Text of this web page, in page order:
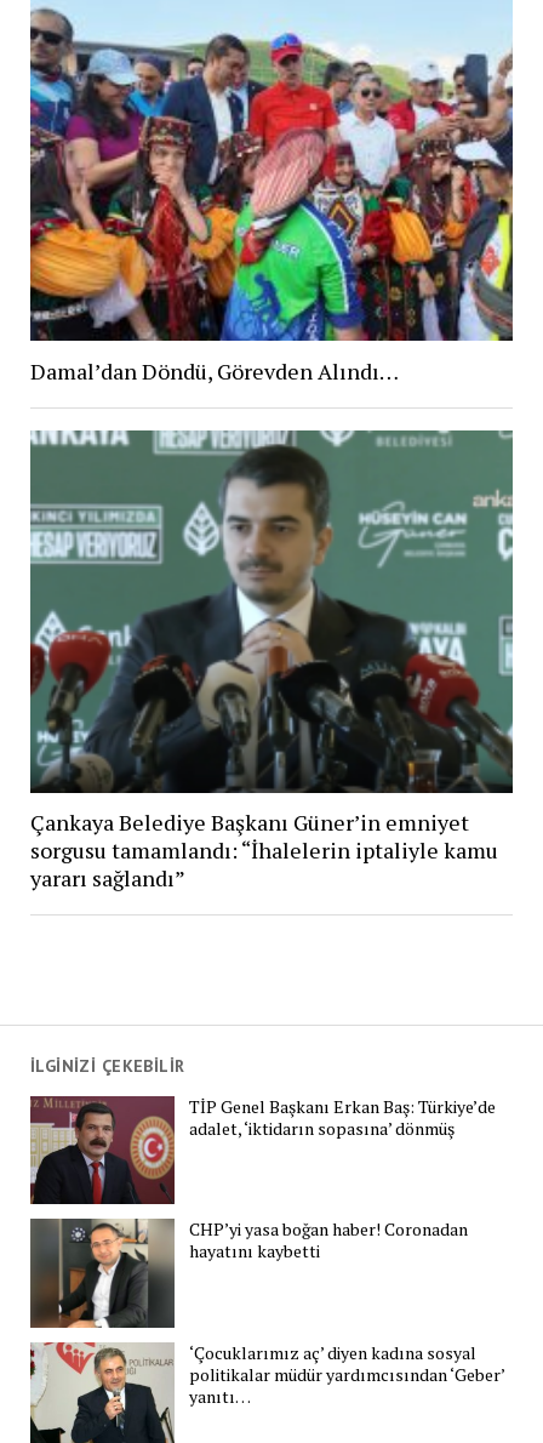
İLGİNİZİ ÇEKEBİLİR
TİP Genel Başkanı Erkan Baş: Türkiye’de
adalet, ‘iktidarın sopasına’ dönmüş
CHP’yi yasa boğan haber! Coronadan
hayatını kaybetti
‘Çocuklarımız aç’ diyen kadına sosyal
politikalar müdür yardımcısından ‘Geber’
yanıtı…
Damal’dan Döndü, Görevden Alındı…
Çankaya Belediye Başkanı Güner’in emniyet
sorgusu tamamlandı: “İhalelerin iptaliyle kamu
yararı sağlandı”